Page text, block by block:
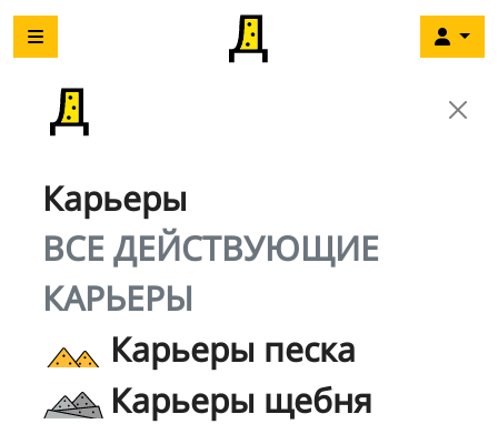
Карьеры
ВСЕ ДЕЙСТВУЮЩИЕ
КАРЬЕРЫ
Карьеры песка
Карьеры щебня